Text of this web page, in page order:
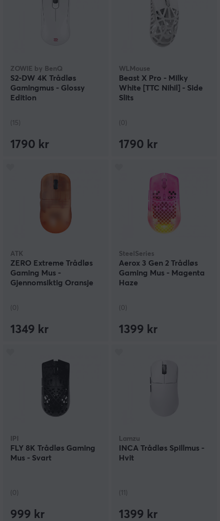
ZOWIE by BenQ
S2-DW 4K Trådløs
Gamingmus - Glossy
Edition
(15)
1790 kr
WLMouse
Beast X Pro - Milky
White [TTC Nihil] - Side
Slits
(0)
1790 kr
ATK
ZERO Extreme Trådløs
Gaming Mus -
Gjennomsiktig Oransje
(0)
1349 kr
SteelSeries
Aerox 3 Gen 2 Trådløs
Gaming Mus - Magenta
Haze
(0)
1399 kr
IPI
FLY 8K Trådløs Gaming
Mus - Svart
(0)
999 kr
Lamzu
INCA Trådløs Spillmus -
Hvit
(11)
1399 kr